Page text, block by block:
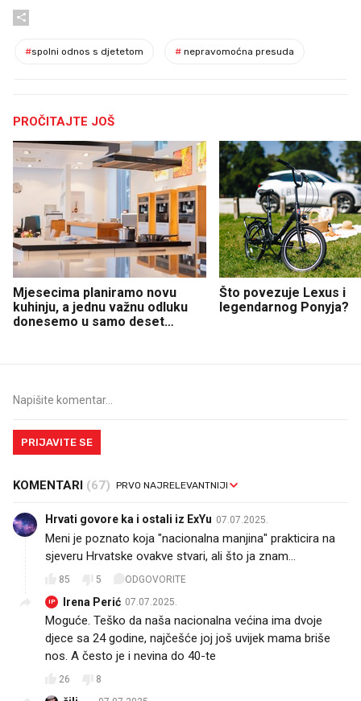
#spolni odnos s djetetom # nepravomoćna presuda
PROČITAJTE JOŠ
Mjesecima planiramo novu
kuhinju, a jednu važnu odluku
donesemo u samo deset
Što povezuje Lexus i
legendarnog Ponyja?
PRIJAVITE SE
KOMENTARI (67)
Hrvati govore ka i ostali iz ExYu 07.07.2025.
Meni je poznato koja "nacionalna manjina" prakticira na
sjeveru Hrvatske ovakve stvari, ali što ja znam...
85 5 ODGOVORITE
IP Irena Perić 07.07.2025.
Moguće. Teško da naša nacionalna većina ima dvoje
djece sa 24 godine, najčešće joj još uvijek mama briše
nos. A često je i nevina do 40-te
26 8